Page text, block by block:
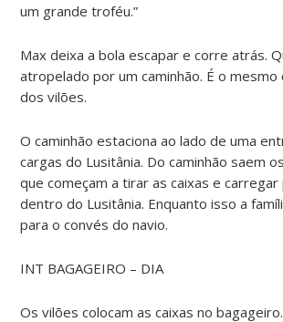
um grande troféu.”
Max deixa a bola escapar e corre atrás.
atropelado por um caminhão. É o mesmo
dos vilões.
O caminhão estaciona ao lado de uma
cargas do Lusitânia. Do caminhão saem
que começam a tirar as caixas e carregar
dentro do Lusitânia. Enquanto isso a
para o convés do navio.
INT BAGAGEIRO – DIA
Os vilões colocam as caixas no